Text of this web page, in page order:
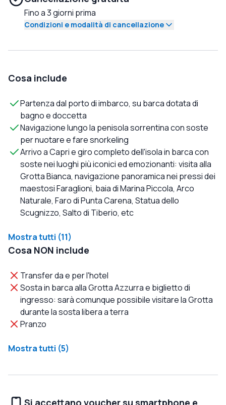
Fino a 3 giorni prima
Condizioni e modalità di cancellazione
Cosa include
Partenza dal porto di imbarco, su barca dotata di
bagno e doccetta
Navigazione lungo la penisola sorrentina con soste
per nuotare e fare snorkeling
Arrivo a Capri e giro completo dell'isola in barca con
soste nei luoghi più iconici ed emozionanti: visita alla
Grotta Bianca, navigazione panoramica nei pressi dei
maestosi Faraglioni, baia di Marina Piccola, Arco
Naturale, Faro di Punta Carena, Statua dello
Scugnizzo, Salto di Tiberio, etc
Mostra tutti (11)
Cosa NON include
Transfer da e per l'hotel
Sosta in barca alla Grotta Azzurra e biglietto di
ingresso: sarà comunque possibile visitare la Grotta
durante la sosta libera a terra
Pranzo
Mostra tutti (5)